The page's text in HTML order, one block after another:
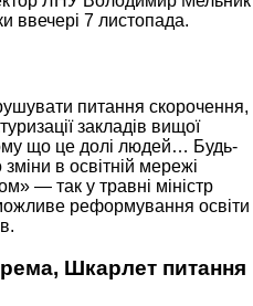
ввечері 7 листопада.
питання скорочення,
закладів вищої
що це долі людей… Будь-
в освітній мережі
— так у травні міністр
реформування освіти
Шкарлет питання